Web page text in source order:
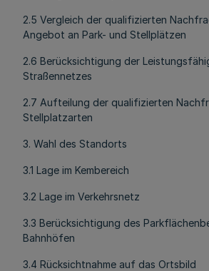
2.5 Vergleich der qualifizierten
Angebot an Park- und Stellplätzen
2.6 Berücksichtigung der
Straßennetzes
2.7 Aufteilung der qualifizierten
Stellplatzarten
3. Wahl des Standorts
3.1 Lage im Kembereich
3.2 Lage im Verkehrsnetz
3.3 Berücksichtigung des
Bahnhöfen
3.4 Rücksichtnahme auf das Ortsbild